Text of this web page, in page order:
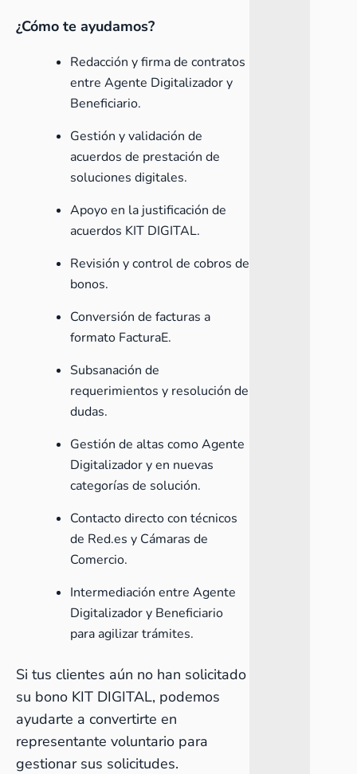
¿Cómo te ayudamos?
Redacción y firma de contratos
entre Agente Digitalizador y
Beneficiario.
Gestión y validación de
acuerdos de prestación de
soluciones digitales.
Apoyo en la justificación de
acuerdos KIT DIGITAL.
Revisión y control de cobros de
bonos.
Conversión de facturas a
formato FacturaE.
Subsanación de
requerimientos y resolución de
dudas.
Gestión de altas como Agente
Digitalizador y en nuevas
categorías de solución.
Contacto directo con técnicos
de Red.es y Cámaras de
Comercio.
Intermediación entre Agente
Digitalizador y Beneficiario
para agilizar trámites.
Si tus clientes aún no han solicitado
su bono KIT DIGITAL, podemos
ayudarte a convertirte en
representante voluntario para
gestionar sus solicitudes.